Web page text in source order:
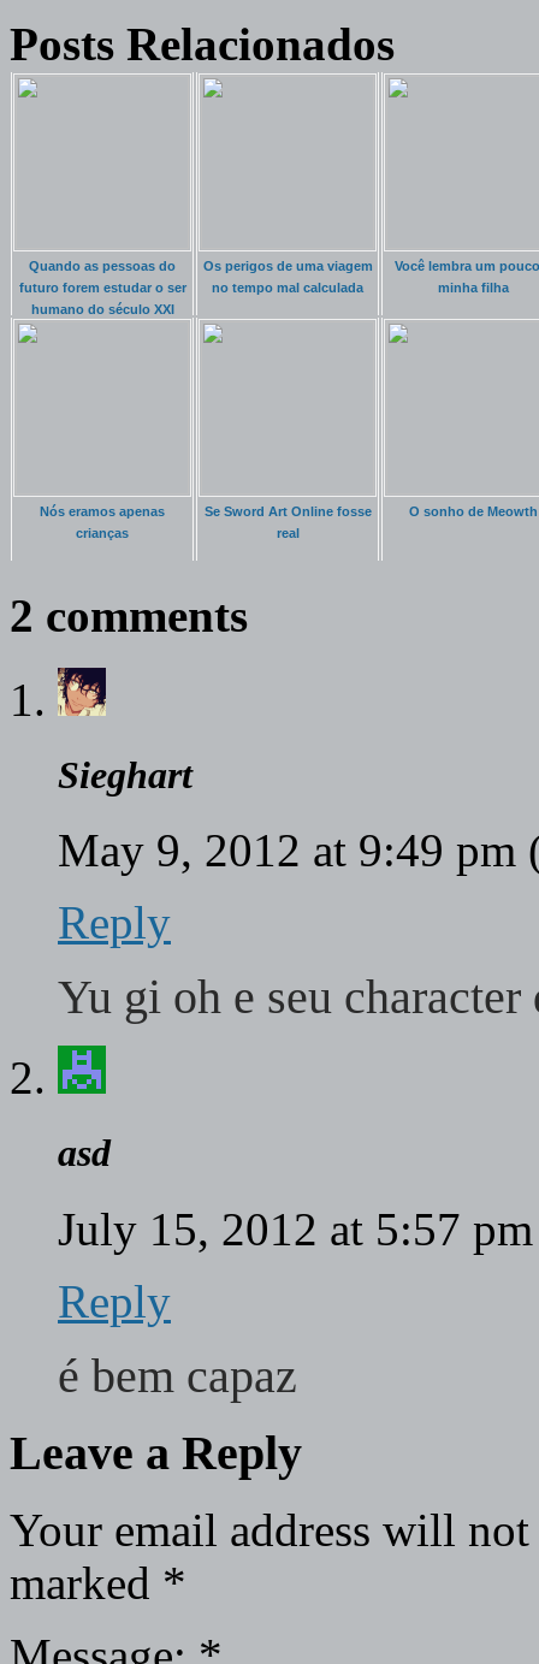
Posts Relacionados
Quando as pessoas do
futuro forem estudar o ser
humano do século XXI
Os perigos de uma viagem
no tempo mal calculada
Você lembra um
minha filha
Nós eramos apenas
crianças
Se Sword Art Online fosse
real
O sonho de Meowth
2 comments
Sieghart
May 9, 2012 at 9:49 pm
Reply
Yu gi oh e seu
asd
July 15, 2012 at 5:57
Reply
é bem capaz
Leave a Reply
Your email address will
marked *